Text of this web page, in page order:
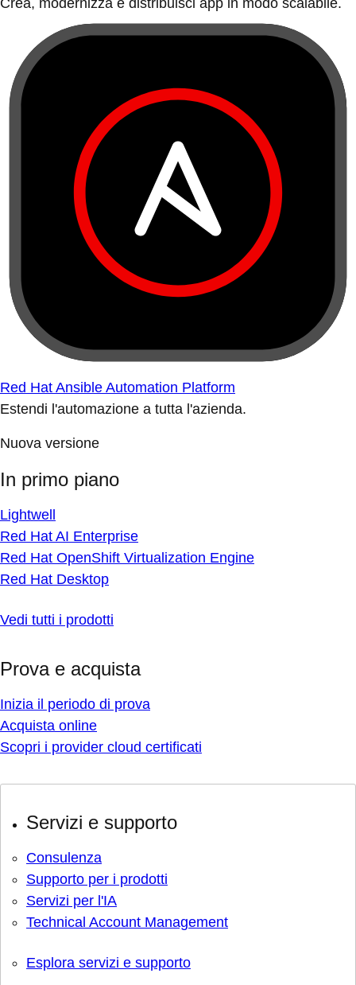
Crea, modernizza e distribuisci app in modo scalabile.
Red Hat Ansible Automation Platform
Estendi l'automazione a tutta l'azienda.
Nuova versione
In primo piano
Lightwell
Red Hat AI Enterprise
Red Hat OpenShift Virtualization Engine
Red Hat Desktop
Vedi tutti i prodotti
Prova e acquista
Inizia il periodo di prova
Acquista online
Scopri i provider cloud certificati
Servizi e supporto
Consulenza
Supporto per i prodotti
Servizi per l'IA
Technical Account Management
Esplora servizi e supporto